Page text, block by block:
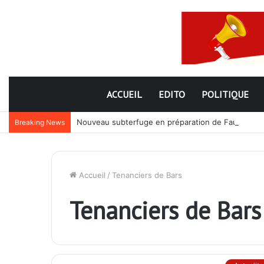
ACCUEIL EDITO POLITIQUE
Breaking News Nouveau subterfuge en préparation de Faure
Accueil / Tenanciers de Bars
Tenanciers de Bars